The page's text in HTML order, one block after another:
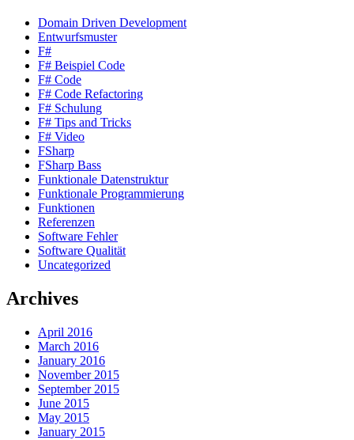
Domain Driven Development
Entwurfsmuster
F#
F# Beispiel Code
F# Code
F# Code Refactoring
F# Schulung
F# Tips and Tricks
F# Video
FSharp
FSharp Bass
Funktionale Datenstruktur
Funktionale Programmierung
Funktionen
Referenzen
Software Fehler
Software Qualität
Uncategorized
Archives
April 2016
March 2016
January 2016
November 2015
September 2015
June 2015
May 2015
January 2015